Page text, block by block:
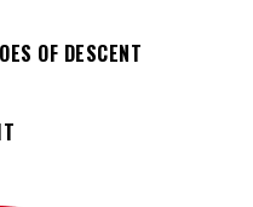
OF DESCENT